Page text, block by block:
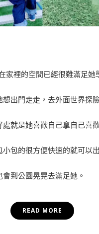
家裡的空間已經很難滿足她
出門走走，去外面世界探險
就是她喜歡自己拿自己喜
包的很方便快速的就可以
到公園晃晃去滿足她。
READ MORE